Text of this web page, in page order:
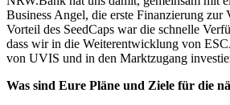
Business Angel, die erste Finanzierung zur
Vorteil des SeedCaps war die schnelle
dass wir in die Weiterentwicklung von
von UVIS und in den Marktzugang
Was sind Eure Pläne und Ziele für die